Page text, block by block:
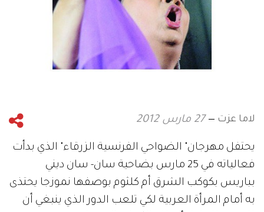
لاما عزت 27 مارس 2012
يحتفل مهرجان" الضواحي الفرنسية الزرقاء" الذي بدأت
فعالياته في 25 مارس بضاحية سان- سان ديني
بباريس بكوكب الشرق أم كلثوم بوصفها نموزجا يحتذى
به أمام المرأة العربية لكي تلعب الدور الذي ينبغي أن